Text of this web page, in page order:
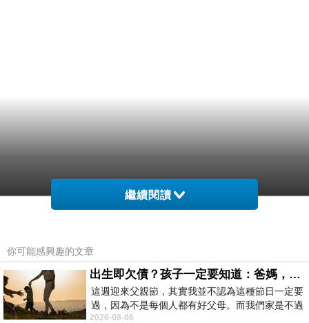
繼續閱讀
你可能感興趣的文章
出生即欠債？孩子一定要知道：爸媽，其實我不欠你們
這週迎來父親節，其實我並不認為這種節日一定要
過，因為不是每個人都有好父母。而我們家是不過
節的，平時也沒什麼儀式感，生活趨近冷
2026-08-06